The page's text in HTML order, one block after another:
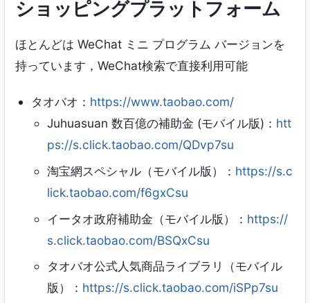
ショッピングプラットフォーム
ほとんどは WeChat ミニ プログラム バージョンを
持っています，WeChat検索で直接利用可能
タオバオ： https://www.taobao.com/
Juhuasuan 数百億の補助金 (モバイル版)： htt
ps://s.click.taobao.com/QDvp7su
淘宝網スペシャル（モバイル版）： https://s.c
lick.taobao.com/f6gxCsu
イータオ政府補助金（モバイル版）： https://
s.click.taobao.com/BSQxCsu
タオバオ公式人気商品ライブラリ（モバイル
版）： https://s.click.taobao.com/iSPp7su